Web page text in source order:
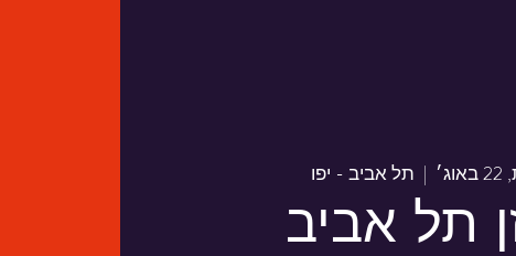
  |
תל אביב - יפו
תל אביב